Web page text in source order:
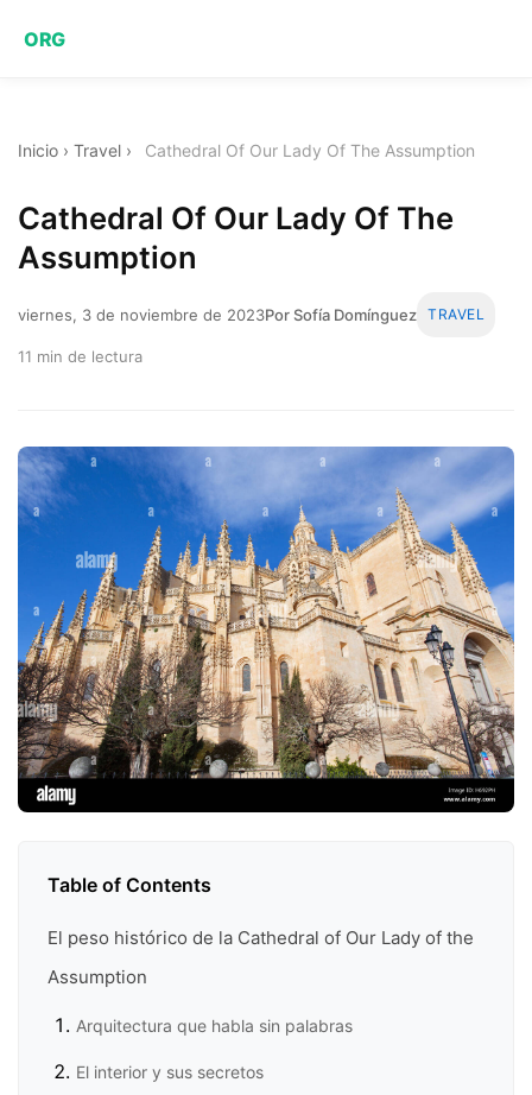
ORG
Inicio › Travel › Cathedral Of Our Lady Of The Assumption
Cathedral Of Our Lady Of The
Assumption
viernes, 3 de noviembre de 2023Por Sofía Domínguez TRAVEL
11 min de lectura
Table of Contents
El peso histórico de la Cathedral of Our Lady of the
Assumption
Arquitectura que habla sin palabras
El interior y sus secretos